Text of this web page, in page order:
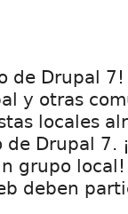
de Drupal
y otras
locales
Drupal 7.
grupo local!
deben